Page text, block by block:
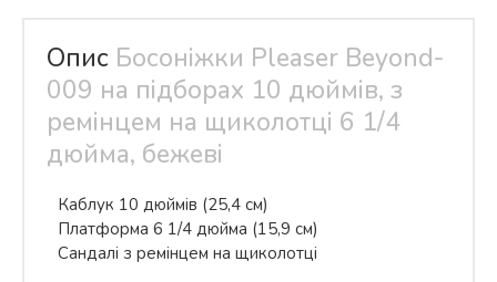
Опис Босоніжки Pleaser Beyond-
009 на підборах 10 дюймів, з
ремінцем на щиколотці 6 1/4
дюйма, бежеві
Каблук 10 дюймів (25,4 см)
Платформа 6 1/4 дюйма (15,9 см)
Сандалі з ремінцем на щиколотці